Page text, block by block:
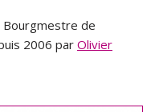
Bourgmestre de
2006 par Olivier